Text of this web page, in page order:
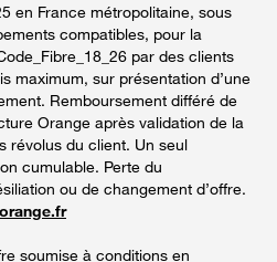
en France métropolitaine, sous
compatibles, pour la
par des clients
maximum, sur présentation d’une
Remboursement différé de
Orange après validation de la
révolus du client. Un seul
cumulable. Perte du
ou de changement d’offre.
soumise à conditions en